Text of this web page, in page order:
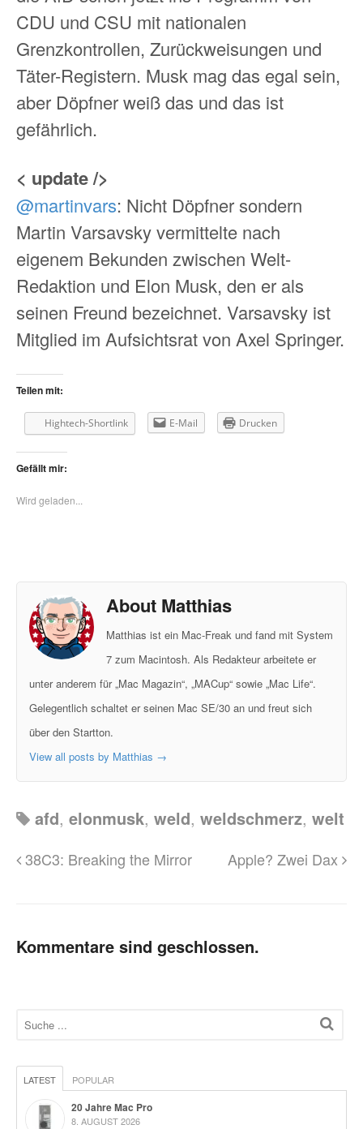
CDU und CSU mit nationalen
Grenzkontrollen, Zurückweisungen und
Täter-Registern. Musk mag das egal sein,
aber Döpfner weiß das und das ist
gefährlich.
< update />
@martinvars: Nicht Döpfner sondern
Martin Varsavsky vermittelte nach
eigenem Bekunden zwischen Welt-
Redaktion und Elon Musk, den er als
seinen Freund bezeichnet. Varsavsky ist
Mitglied im Aufsichtsrat von Axel Springer.
Teilen mit:
Hightech-Shortlink E-Mail Drucken
Gefällt mir:
Wird geladen...
About Matthias
Matthias ist ein Mac-Freak und fand mit System
7 zum Macintosh. Als Redakteur arbeitete er
unter anderem für „Mac Magazin“, „MACup“ sowie „Mac Life“.
Gelegentlich schaltet er seinen Mac SE/30 an und freut sich
über den Startton.
View all posts by Matthias →
afd, elonmusk, weld, weldschmerz, welt
38C3: Breaking the Mirror Apple? Zwei Dax
Kommentare sind geschlossen.
LATEST POPULAR
20 Jahre Mac Pro
8. AUGUST 2026